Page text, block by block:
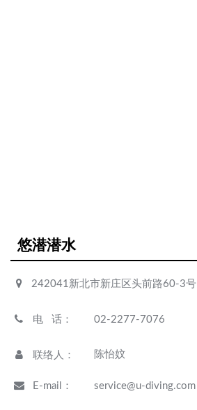
悠潜潜水
242041新北市新庄区头前路60-3号
电 话： 02-2277-7076
联络人 ： 陈怡妏
E-mail ： service@u-diving.com